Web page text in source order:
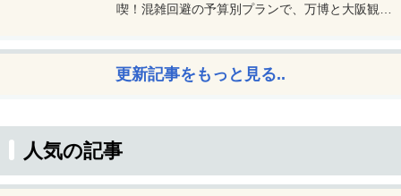
喫！混雑回避の予算別プランで、万博と大阪観光
更新記事をもっと見る..
人気の記事